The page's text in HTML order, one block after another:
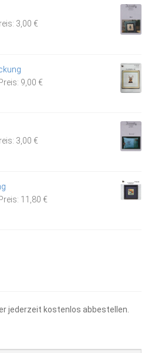
3,00 €Aktueller
9,00 €Aktueller
3,00 €Aktueller
11,80 €Aktueller
jederzeit kostenlos abbestellen.